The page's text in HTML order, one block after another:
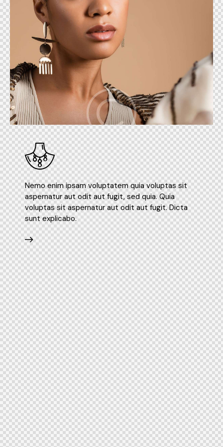
Nemo enim ipsam voluptatem quia voluptas sit
aspernatur aut odit aut fugit, sed quia. Quia
voluptas sit aspernatur aut odit aut fugit. Dicta
sunt explicabo.